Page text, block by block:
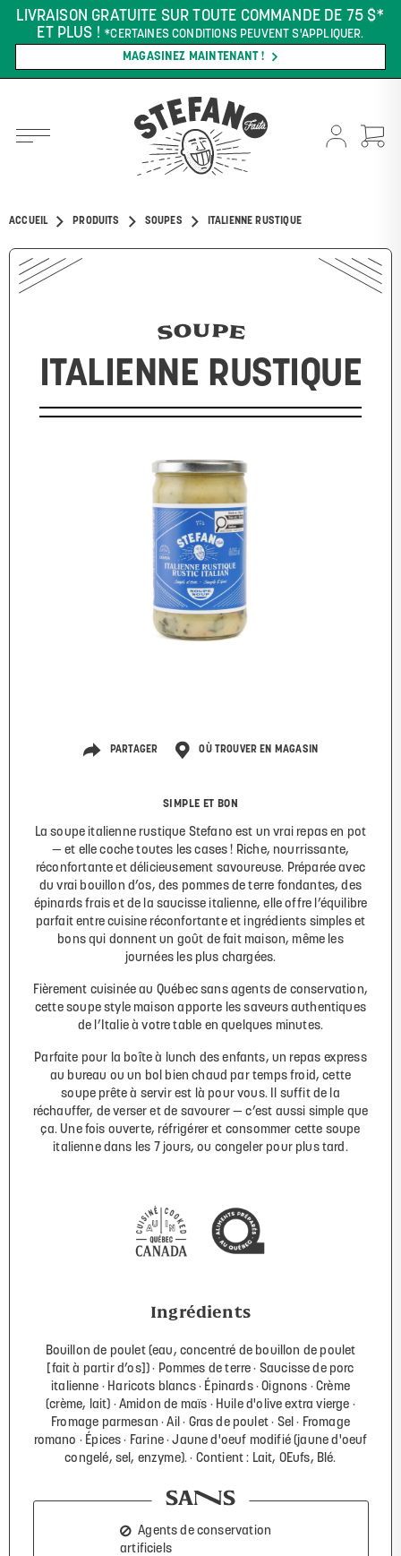
LIVRAISON GRATUITE SUR TOUTE COMMANDE DE 75 $*
ET PLUS ! *CERTAINES CONDITIONS PEUVENT S'APPLIQUER.
MAGASINEZ MAINTENANT !
ACCUEIL PRODUITS SOUPES ITALIENNE RUSTIQUE
PARTAGER OÙ TROUVER EN MAGASIN
SOUPE
ITALIENNE RUSTIQUE
SIMPLE ET BON
La soupe italienne rustique Stefano est un vrai repas en pot
— et elle coche toutes les cases ! Riche, nourrissante,
réconfortante et délicieusement savoureuse. Préparée avec
du vrai bouillon d’os, des pommes de terre fondantes, des
épinards frais et de la saucisse italienne, elle offre l’équilibre
parfait entre cuisine réconfortante et ingrédients simples et
bons qui donnent un goût de fait maison, même les
journées les plus chargées.
Fièrement cuisinée au Québec sans agents de conservation,
cette soupe style maison apporte les saveurs authentiques
de l’Italie à votre table en quelques minutes.
Parfaite pour la boîte à lunch des enfants, un repas express
au bureau ou un bol bien chaud par temps froid, cette
soupe prête à servir est là pour vous. Il suffit de la
réchauffer, de verser et de savourer — c’est aussi simple que
ça. Une fois ouverte, réfrigérer et consommer cette soupe
italienne dans les 7 jours, ou congeler pour plus tard.
Ingrédients
Bouillon de poulet (eau, concentré de bouillon de poulet
[fait à partir d’os])
Pommes de terre
Saucisse de porc
italienne
Haricots blancs Épinards Oignons
Crème
(crème, lait)
Amidon de maïs
Huile d'olive extra vierge
Fromage parmesan
Ail Gras de poulet Sel
Fromage
romano
Épices Farine
Jaune d'oeuf modifié (jaune d'oeuf
congelé, sel, enzyme).
Contient : Lait, OEufs, Blé.
Agents de conservation
artificiels